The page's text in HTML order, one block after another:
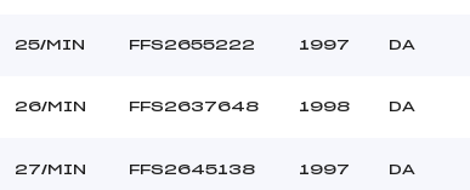
25/MIN FFS2655222 1997 DA
26/MIN FFS2637648 1998 DA
27/MIN FFS2645138 1997 DA